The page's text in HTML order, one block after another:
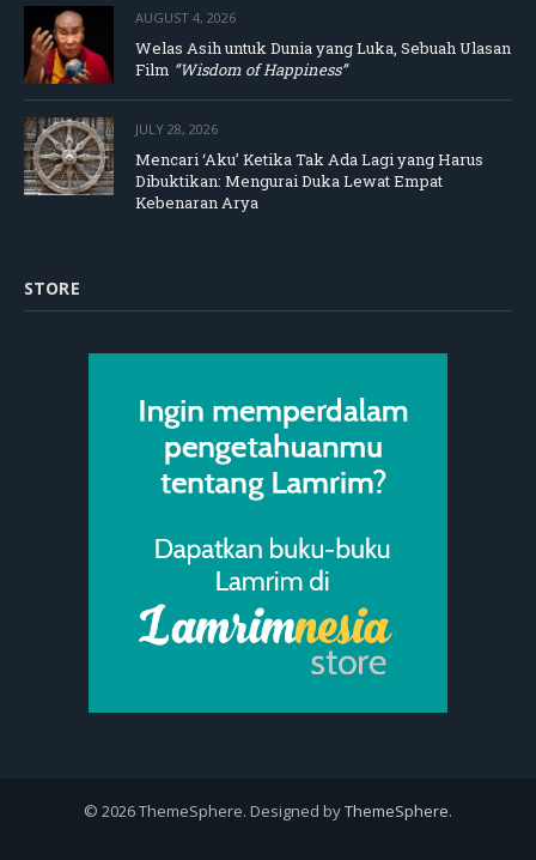
AUGUST 4, 2026
Welas Asih untuk Dunia yang Luka, Sebuah Ulasan
Film “Wisdom of Happiness”
JULY 28, 2026
Mencari ‘Aku’ Ketika Tak Ada Lagi yang Harus
Dibuktikan: Mengurai Duka Lewat Empat
Kebenaran Arya
STORE
© 2026 ThemeSphere. Designed byThemeSphere.